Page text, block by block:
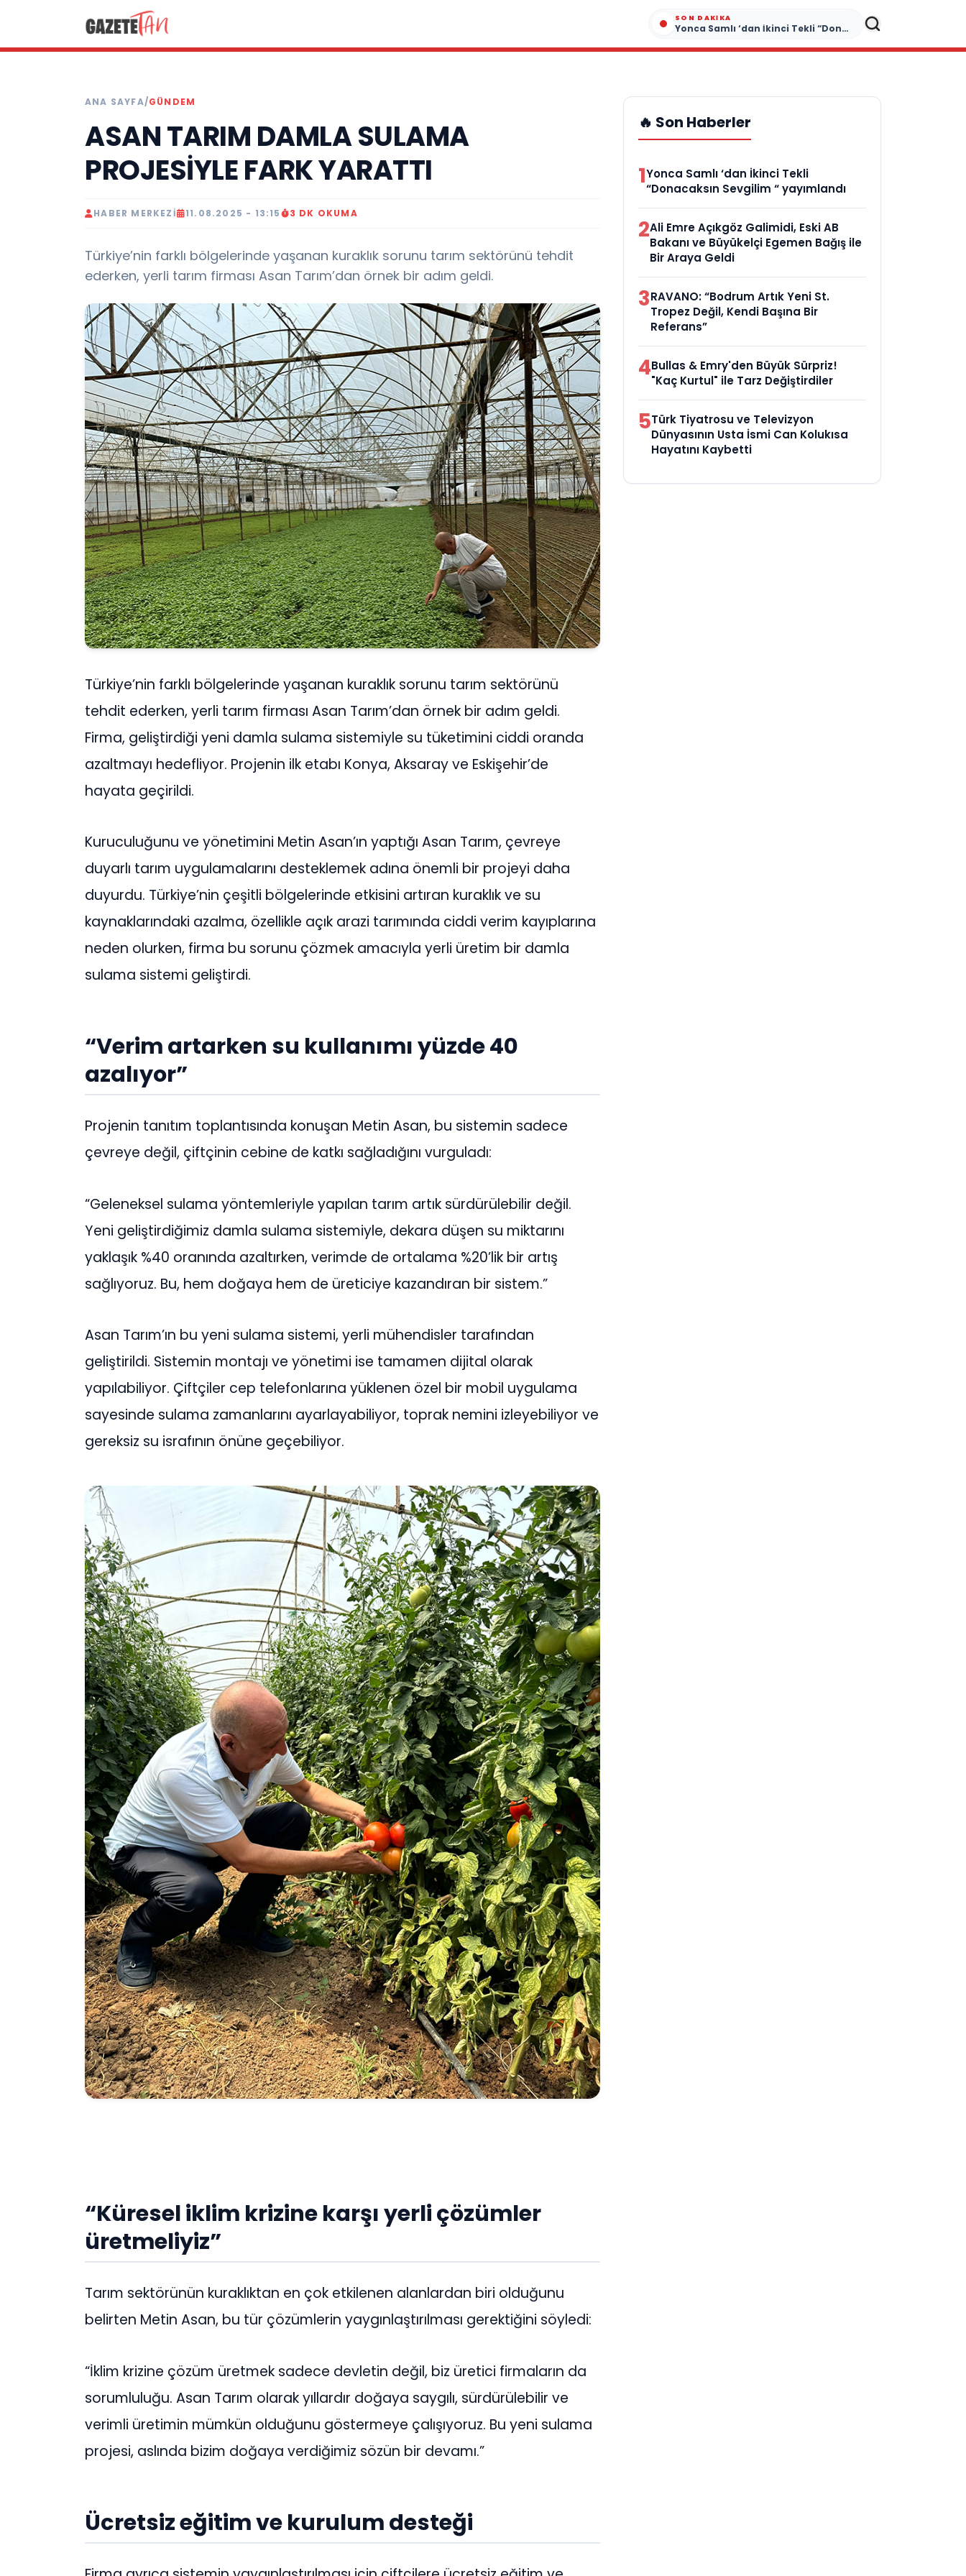
SON DAKIKA
Yonca Samlı ‘dan İkinci Tekli “Donacaksın Sevgilim “ yayımlandı
ANA SAYFA/GÜNDEM
ASAN TARIM DAMLA SULAMA
PROJESİYLE FARK YARATTI
HABER MERKEZI 11.08.2025 - 13:15 3 DK OKUMA
Türkiye’nin farklı bölgelerinde yaşanan kuraklık sorunu tarım sektörünü tehdit
ederken, yerli tarım firması Asan Tarım’dan örnek bir adım geldi.
Türkiye’nin farklı bölgelerinde yaşanan kuraklık sorunu tarım sektörünü
tehdit ederken, yerli tarım firması Asan Tarım’dan örnek bir adım geldi.
Firma, geliştirdiği yeni damla sulama sistemiyle su tüketimini ciddi oranda
azaltmayı hedefliyor. Projenin ilk etabı Konya, Aksaray ve Eskişehir’de
hayata geçirildi.
Kuruculuğunu ve yönetimini Metin Asan’ın yaptığı Asan Tarım, çevreye
duyarlı tarım uygulamalarını desteklemek adına önemli bir projeyi daha
duyurdu. Türkiye’nin çeşitli bölgelerinde etkisini artıran kuraklık ve su
kaynaklarındaki azalma, özellikle açık arazi tarımında ciddi verim kayıplarına
neden olurken, firma bu sorunu çözmek amacıyla yerli üretim bir damla
sulama sistemi geliştirdi.
“Verim artarken su kullanımı yüzde 40
azalıyor”
Projenin tanıtım toplantısında konuşan Metin Asan, bu sistemin sadece
çevreye değil, çiftçinin cebine de katkı sağladığını vurguladı:
“Geleneksel sulama yöntemleriyle yapılan tarım artık sürdürülebilir değil.
Yeni geliştirdiğimiz damla sulama sistemiyle, dekara düşen su miktarını
yaklaşık %40 oranında azaltırken, verimde de ortalama %20’lik bir artış
sağlıyoruz. Bu, hem doğaya hem de üreticiye kazandıran bir sistem.”
Asan Tarım’ın bu yeni sulama sistemi, yerli mühendisler tarafından
geliştirildi. Sistemin montajı ve yönetimi ise tamamen dijital olarak
yapılabiliyor. Çiftçiler cep telefonlarına yüklenen özel bir mobil uygulama
sayesinde sulama zamanlarını ayarlayabiliyor, toprak nemini izleyebiliyor ve
gereksiz su israfının önüne geçebiliyor.
“Küresel iklim krizine karşı yerli çözümler
üretmeliyiz”
Tarım sektörünün kuraklıktan en çok etkilenen alanlardan biri olduğunu
belirten Metin Asan, bu tür çözümlerin yaygınlaştırılması gerektiğini söyledi:
“İklim krizine çözüm üretmek sadece devletin değil, biz üretici firmaların da
sorumluluğu. Asan Tarım olarak yıllardır doğaya saygılı, sürdürülebilir ve
verimli üretimin mümkün olduğunu göstermeye çalışıyoruz. Bu yeni sulama
projesi, aslında bizim doğaya verdiğimiz sözün bir devamı.”
Ücretsiz eğitim ve kurulum desteği
🔥 Son Haberler
1Yonca Samlı ‘dan İkinci Tekli
“Donacaksın Sevgilim “ yayımlandı
2Ali Emre Açıkgöz Galimidi, Eski AB
Bakanı ve Büyükelçi Egemen Bağış ile
Bir Araya Geldi
3RAVANO: “Bodrum Artık Yeni St.
Tropez Değil, Kendi Başına Bir
Referans”
4Bullas & Emry'den Büyük Sürpriz!
"Kaç Kurtul" ile Tarz Değiştirdiler
5Türk Tiyatrosu ve Televizyon
Dünyasının Usta İsmi Can Kolukısa
Hayatını Kaybetti